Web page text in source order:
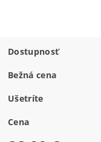
Dostupnosť
Bežná cena
Ušetríte
Cena